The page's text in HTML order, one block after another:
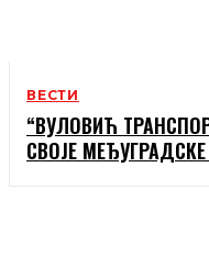
ВЕСТИ
“ВУЛОВИЋ
СВОЈЕ